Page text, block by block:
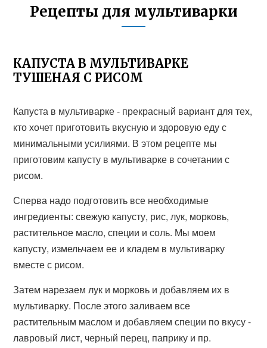
Рецепты для мультиварки
КАПУСТА В МУЛЬТИВАРКЕ
ТУШЕНАЯ С РИСОМ
Капуста в мультиварке - прекрасный вариант для тех,
кто хочет приготовить вкусную и здоровую еду с
минимальными усилиями. В этом рецепте мы
приготовим капусту в мультиварке в сочетании с
рисом.
Сперва надо подготовить все необходимые
ингредиенты: свежую капусту, рис, лук, морковь,
растительное масло, специи и соль. Мы моем
капусту, измельчаем ее и кладем в мультиварку
вместе с рисом.
Затем нарезаем лук и морковь и добавляем их в
мультиварку. После этого заливаем все
растительным маслом и добавляем специи по вкусу -
лавровый лист, черный перец, паприку и пр.